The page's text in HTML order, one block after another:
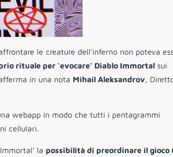
le creature dell’inferno non poteva
rituale per ‘evocare’ Diablo Immortal sui
in una nota Mihail Aleksandrov,
webapp in modo che tutti i pentagrammi
cellulari.
la possibilità di preordinare il gioco